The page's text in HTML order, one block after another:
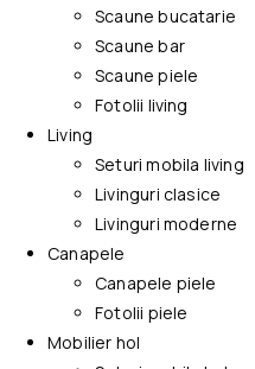
Scaune bucatarie
Scaune bar
Scaune piele
Fotolii living
Living
Seturi mobila living
Livinguri clasice
Livinguri moderne
Canapele
Canapele piele
Fotolii piele
Mobilier hol